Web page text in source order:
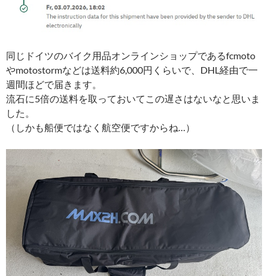
同じドイツのバイク用品オンラインショップであるfcmoto
やmotostormなどは送料約6,000円くらいで、DHL経由で一
週間ほどで届きます。
流石に5倍の送料を取っておいてこの遅さはないなと思いま
した。
（しかも船便ではなく航空便ですからね…）